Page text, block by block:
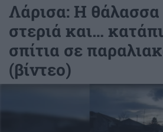
Λάρισα: Η θάλασσα
στεριά και…
σπίτια σε
(βίντεο)